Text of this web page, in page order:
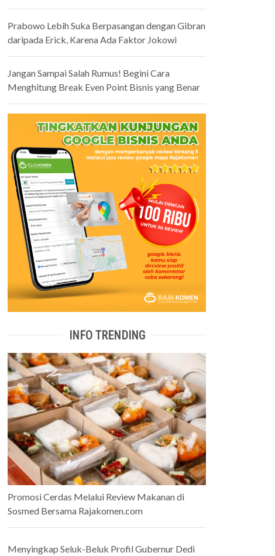
Prabowo Lebih Suka Berpasangan dengan Gibran
daripada Erick, Karena Ada Faktor Jokowi
Jangan Sampai Salah Rumus! Begini Cara
Menghitung Break Even Point Bisnis yang Benar
INFO TRENDING
Promosi Cerdas Melalui Review Makanan di
Sosmed Bersama Rajakomen.com
Menyingkap Seluk-Beluk Profil Gubernur Dedi